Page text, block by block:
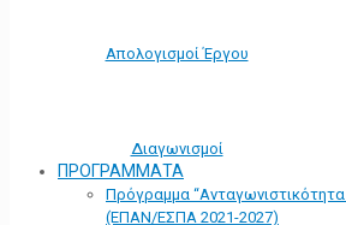
Απολογισμοί Έργου
Διαγωνισμοί
ΠΡΟΓΡΑΜΜΑΤΑ
Πρόγραμμα “Ανταγωνιστικότητα
(ΕΠΑΝ/ΕΣΠΑ 2021-2027)